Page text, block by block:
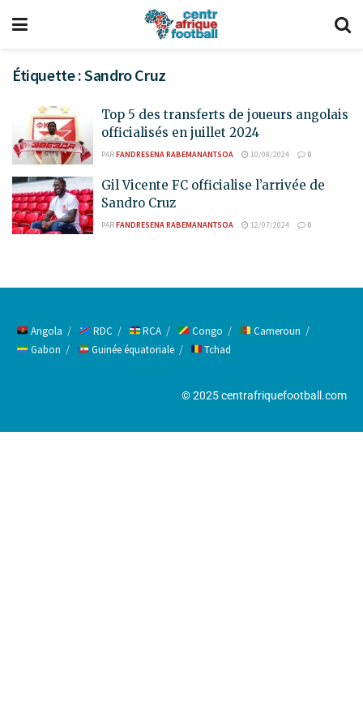
Étiquette :Sandro Cruz
Top 5 des transferts de joueurs angolais
officialisés en juillet 2024
PARFANDRESENA RABEMANANTSOA 10/08/2024 0
Gil Vicente FC officialise l’arrivée de
Sandro Cruz
PARFANDRESENA RABEMANANTSOA 12/07/2024 0
Angola RDC RCA Congo
Cameroun
Gabon
Guinée équatoriale Tchad
© 2025 centrafriquefootball.com